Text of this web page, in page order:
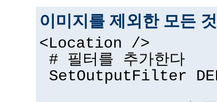
이미지를 제외한 모든
<Location />
# 필터를 추가한다
SetOutputFilter